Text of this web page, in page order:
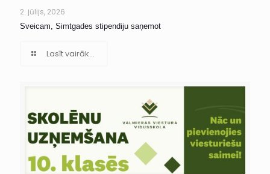
2. jūlijs, 2026
Sveicam, Simtgades stipendiju saņemot
Lasīt vairāk...